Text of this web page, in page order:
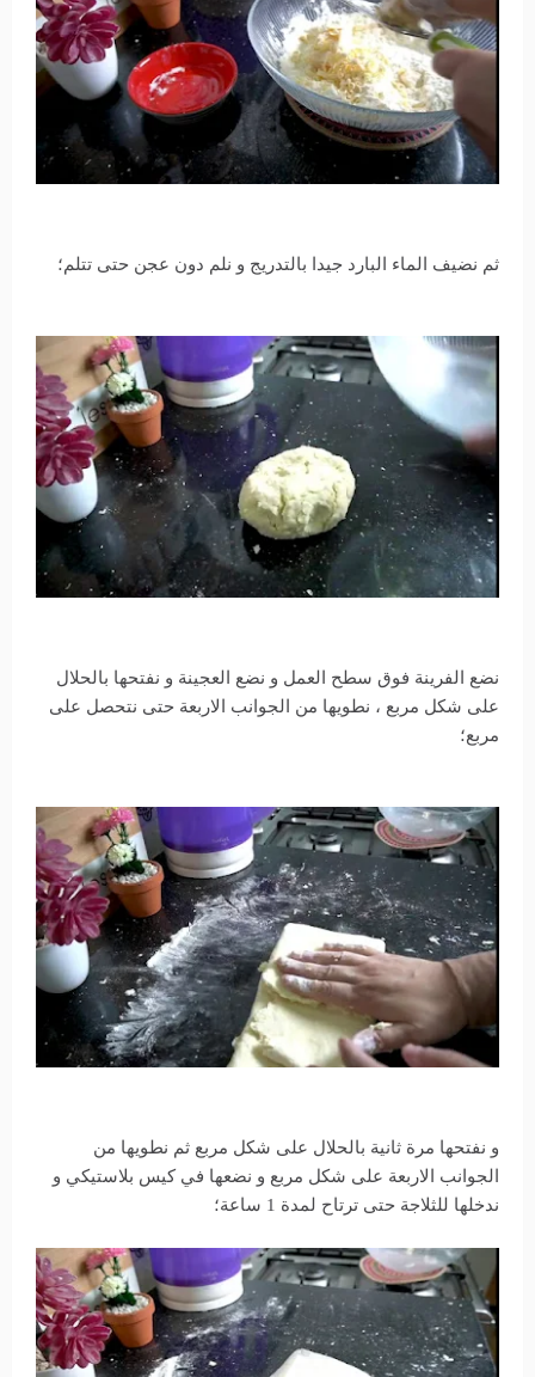
ثم نضيف الماء البارد جيدا بالتدريج و نلم دون عجن حتى تتلم؛
نضع الفرينة فوق سطح العمل و نضع العجينة و نفتحها بالحلال
على شكل مربع ، نطويها من الجوانب الاربعة حتى نتحصل على
مربع؛
و نفتحها مرة ثانية بالحلال على شكل مربع ثم نطويها من
الجوانب الاربعة على شكل مربع و نضعها في كيس بلاستيكي و
ندخلها للثلاجة حتى ترتاح لمدة 1 ساعة؛